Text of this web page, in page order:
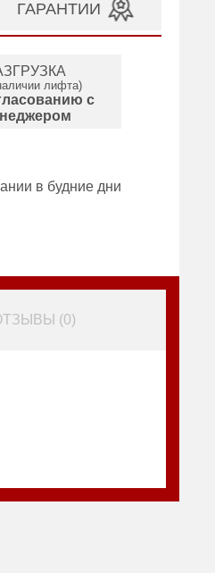
ГАРАНТИИ
лифта)
с
в будние дни
(0)